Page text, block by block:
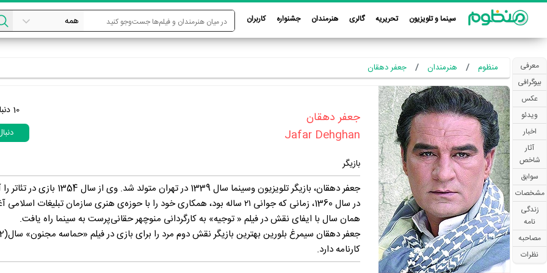
سینما و تلویزیون تحریریه گالری هنرمندان جشنواره کاربران
معرفی
بیوگرافی
عکس
ویدئو
اخبار
آثار
شاخص
سوابق
مشخصات
زندگی
نامه
مصاحبه
نظرات
منظوم هنرمندان جعفر دهقان
‏جعفر دهقان‏
Jafar Dehghan
10
بازیگر
جعفر دهقان، بازیگر تلویزیون وسینما سال 1339 در تهران متولد
در سال 1360، زمانی که جوانی ۲۱ ساله بود، همکاری خود را با حوزه‌ی هنری سازمان تبلیغات
همان ‎سال با ایفای نقش در فیلم « توجیه» به کارگردانی منوچهر حقانی‌پرست به سینما راه ‎یافت.
کارنامه دارد.